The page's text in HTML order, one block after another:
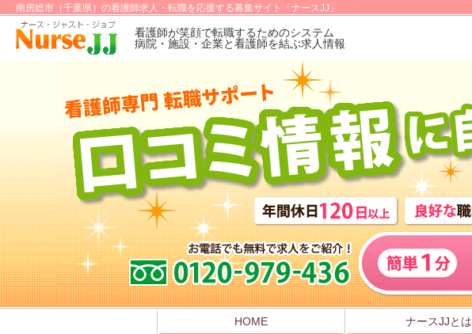
南房総市（千葉県）の看護師求人・転職を応援する募集サイト「ナースJJ」
看護師が笑顔で転職するためのシステム
病院・施設・企業と看護師を結ぶ求人情報
HOME ナースJJとは